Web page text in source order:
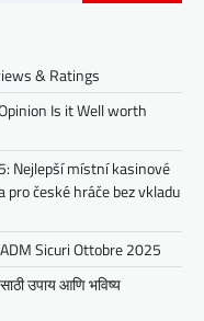
& Ratings
Is it Well worth
Nejlepší místní kasinové
české hráče bez vkladu
Sicuri Ottobre 2025
उपाय आणि भविष्य